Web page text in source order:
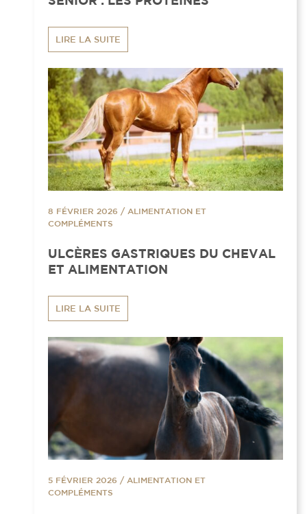
LIRE LA SUITE
8 FÉVRIER 2026 / ALIMENTATION ET
COMPLÉMENTS
ULCÈRES GASTRIQUES DU CHEVAL
ET ALIMENTATION
LIRE LA SUITE
5 FÉVRIER 2026 / ALIMENTATION ET
COMPLÉMENTS